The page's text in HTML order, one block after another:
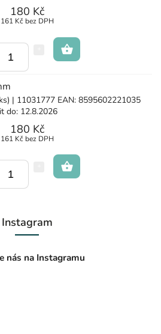
180 Kč
161 Kč bez DPH
| 11031777 EAN: 8595602221035
do: 12.8.2026
180 Kč
161 Kč bez DPH
Instagram
nás na Instagramu